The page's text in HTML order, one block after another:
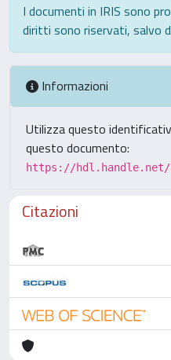
I documenti in IRIS sono
diritti sono riservati, salvo
Informazioni
Utilizza questo
questo documento:
https://hdl.handle.net/
Citazioni